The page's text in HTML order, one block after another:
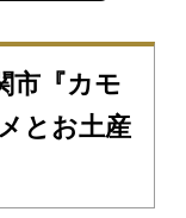
市『カモ
とお土産